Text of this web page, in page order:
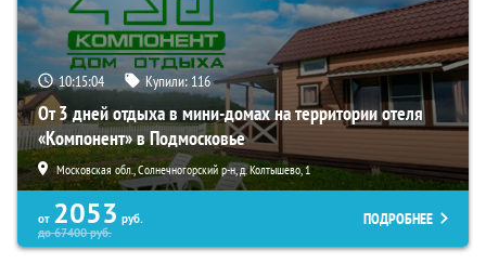
10:15:03 Купили: 116
От 3 дней отдыха в мини-домах на территории отеля
«Компонент» в Подмосковье
Московская обл., Солнечногорский р-н, д. Колтышево, 1
от 2053 руб.
до67400руб.
ПОДРОБНЕЕ